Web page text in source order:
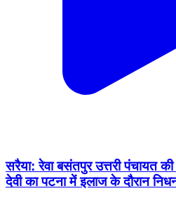
सरैया: रेवा बसंतपुर उत्तरी पंचायत
देवी का पटना में इलाज के दौरान